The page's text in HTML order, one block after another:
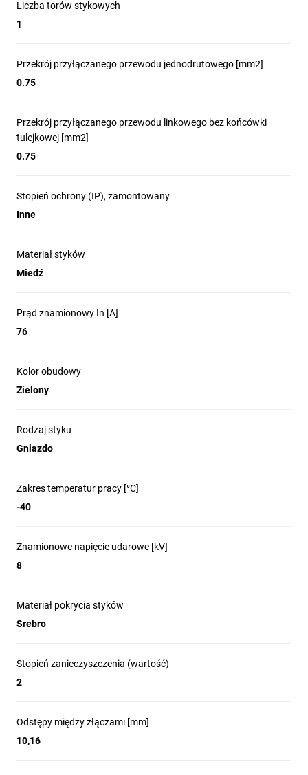
Liczba torów stykowych
1
Przekrój przyłączanego przewodu jednodrutowego [mm2]
0.75
Przekrój przyłączanego przewodu linkowego bez końcówki
tulejkowej [mm2]
0.75
Stopień ochrony (IP), zamontowany
Inne
Materiał styków
Miedź
Prąd znamionowy In [A]
76
Kolor obudowy
Zielony
Rodzaj styku
Gniazdo
Zakres temperatur pracy [°C]
-40
Znamionowe napięcie udarowe [kV]
8
Materiał pokrycia styków
Srebro
Stopień zanieczyszczenia (wartość)
2
Odstępy między złączami [mm]
10,16